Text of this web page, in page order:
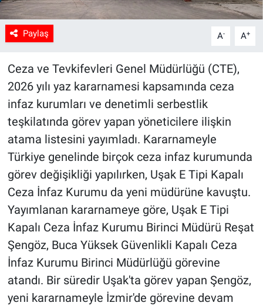
Paylaş A- A+
Ceza ve Tevkifevleri Genel Müdürlüğü (CTE),
2026 yılı yaz kararnamesi kapsamında ceza
infaz kurumları ve denetimli serbestlik
teşkilatında görev yapan yöneticilere ilişkin
atama listesini yayımladı. Kararnameyle
Türkiye genelinde birçok ceza infaz kurumunda
görev değişikliği yapılırken, Uşak E Tipi Kapalı
Ceza İnfaz Kurumu da yeni müdürüne kavuştu.
Yayımlanan kararnameye göre, Uşak E Tipi
Kapalı Ceza İnfaz Kurumu Birinci Müdürü Reşat
Şengöz, Buca Yüksek Güvenlikli Kapalı Ceza
İnfaz Kurumu Birinci Müdürlüğü görevine
atandı. Bir süredir Uşak'ta görev yapan Şengöz,
yeni kararnameyle İzmir'de görevine devam